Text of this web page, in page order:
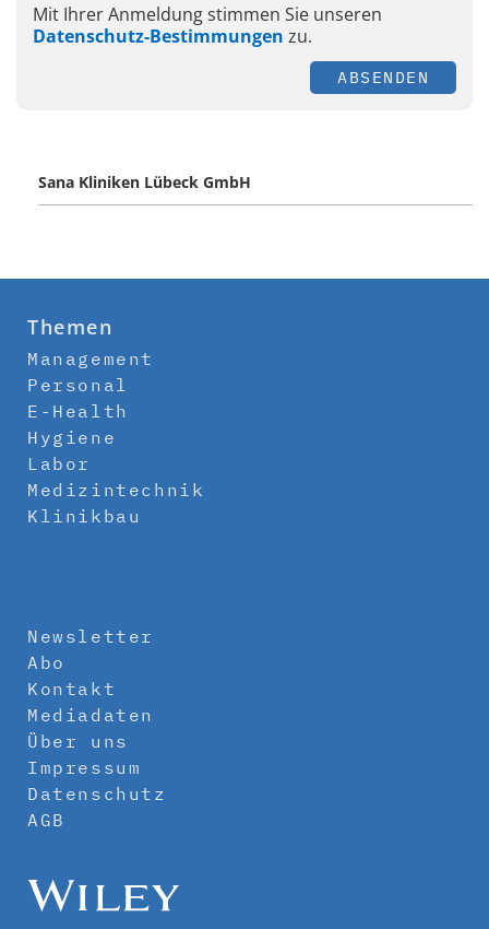
Mit Ihrer Anmeldung stimmen Sie unseren
Datenschutz-Bestimmungen zu.
ABSENDEN
Sana Kliniken Lübeck GmbH
Themen
Management
Personal
E-Health
Hygiene
Labor
Medizintechnik
Klinikbau
Newsletter
Abo
Kontakt
Mediadaten
Über uns
Impressum
Datenschutz
AGB